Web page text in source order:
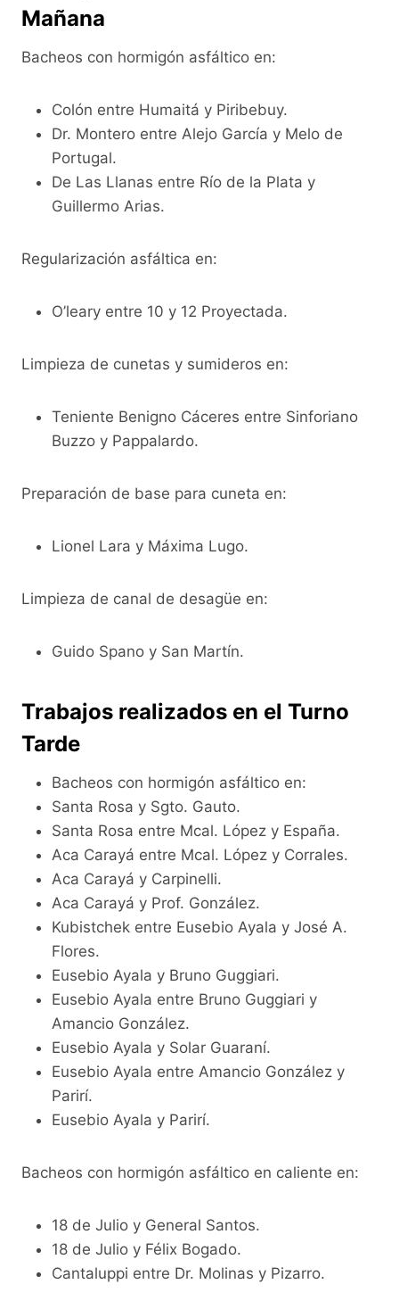
Mañana
Bacheos con hormigón asfáltico en:
Colón entre Humaitá y Piribebuy.
Dr. Montero entre Alejo García y Melo de
Portugal.
De Las Llanas entre Río de la Plata y
Guillermo Arias.
Regularización asfáltica en:
O’leary entre 10 y 12 Proyectada.
Limpieza de cunetas y sumideros en:
Teniente Benigno Cáceres entre Sinforiano
Buzzo y Pappalardo.
Preparación de base para cuneta en:
Lionel Lara y Máxima Lugo.
Limpieza de canal de desagüe en:
Guido Spano y San Martín.
Trabajos realizados en el Turno
Tarde
Bacheos con hormigón asfáltico en:
Santa Rosa y Sgto. Gauto.
Santa Rosa entre Mcal. López y España.
Aca Carayá entre Mcal. López y Corrales.
Aca Carayá y Carpinelli.
Aca Carayá y Prof. González.
Kubistchek entre Eusebio Ayala y José A.
Flores.
Eusebio Ayala y Bruno Guggiari.
Eusebio Ayala entre Bruno Guggiari y
Amancio González.
Eusebio Ayala y Solar Guaraní.
Eusebio Ayala entre Amancio González y
Parirí.
Eusebio Ayala y Parirí.
Bacheos con hormigón asfáltico en caliente en:
18 de Julio y General Santos.
18 de Julio y Félix Bogado.
Cantaluppi entre Dr. Molinas y Pizarro.